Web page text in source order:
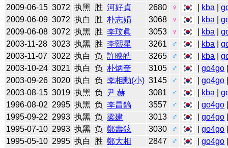
2009-06-15 3072 执黑 胜 河好貞 2680 ♀ kba |
2009-06-09 3072 执白 胜 朴志娟 3068 ♀ kba |
2009-06-08 3072 执黑 胜 李玟眞 3053 ♀ kba |
2003-11-28 3023 执黑 胜 李熙星 3261 ♂ kba |
2003-11-07 3022 执白 负 許映皓 3265 ♂ kba |
2003-10-24 3021 执白 负 朴炳奎 3105 ♂ |go4go
2003-09-26 3020 执白 负 李相勳(小) 3145 ♂ |go4go
2003-08-15 3019 执黑 负 尹 赫 3081 ♂ kba |
1996-08-02 2995 执黑 负 李昌鎬 3557 ♂ |go4go
1995-09-22 2993 执黑 负 梁建 3013 ♂ |go4go
1995-07-10 2993 执黑 负 鄭壽鉉 3030 ♂ |go4go
1995-05-10 2995 执白 胜 鄭大相 2847 ♂ |go4go